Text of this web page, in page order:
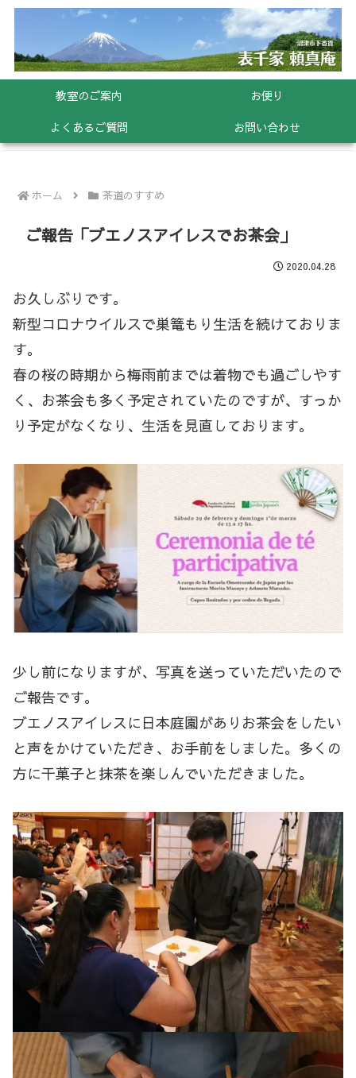
教室のご案内
お便り
よくあるご質問
お問い合わせ
ホーム 茶道のすすめ
ご報告「ブエノスアイレスでお茶会」
2020.04.28
お久しぶりです。
新型コロナウイルスで巣篭もり生活を続けておりま
す。
春の桜の時期から梅雨前までは着物でも過ごしやす
く、お茶会も多く予定されていたのですが、すっか
り予定がなくなり、生活を見直しております。
少し前になりますが、写真を送っていただいたので
ご報告です。
ブエノスアイレスに日本庭園がありお茶会をしたい
と声をかけていただき、お手前をしました。多くの
方に干菓子と抹茶を楽しんでいただきました。